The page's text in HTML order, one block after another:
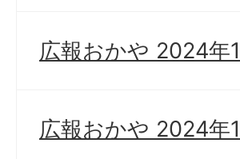
広報おかや 2024年
広報おかや 2024年